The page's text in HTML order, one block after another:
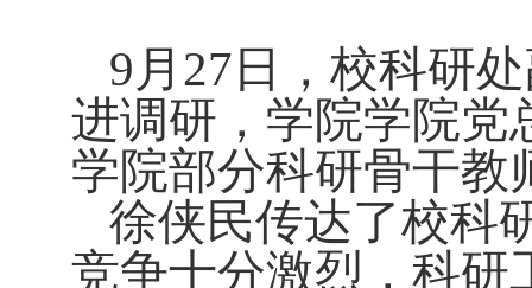
9 月 27 日，校科研
进调研，学院学院党
学院部分科研骨干教
徐侠民传达了校科
竞争十分激烈，科研